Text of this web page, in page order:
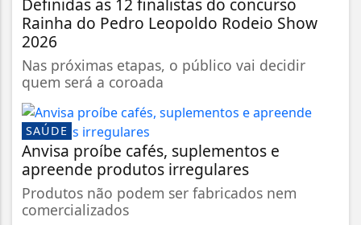
Rainha do Pedro Leopoldo Rodeio Show
2026
Nas próximas etapas, o público vai decidir
quem será a coroada
SAÚDE
Anvisa proíbe cafés, suplementos e
apreende produtos irregulares
Produtos não podem ser fabricados nem
comercializados